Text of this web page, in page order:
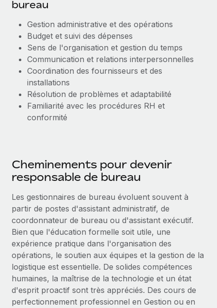
bureau
Gestion administrative et des opérations
Budget et suivi des dépenses
Sens de l'organisation et gestion du temps
Communication et relations interpersonnelles
Coordination des fournisseurs et des
installations
Résolution de problèmes et adaptabilité
Familiarité avec les procédures RH et
conformité
Cheminements pour devenir
responsable de bureau
Les gestionnaires de bureau évoluent souvent à
partir de postes d'assistant administratif, de
coordonnateur de bureau ou d'assistant exécutif.
Bien que l'éducation formelle soit utile, une
expérience pratique dans l'organisation des
opérations, le soutien aux équipes et la gestion de la
logistique est essentielle. De solides compétences
humaines, la maîtrise de la technologie et un état
d'esprit proactif sont très appréciés. Des cours de
perfectionnement professionnel en Gestion ou en